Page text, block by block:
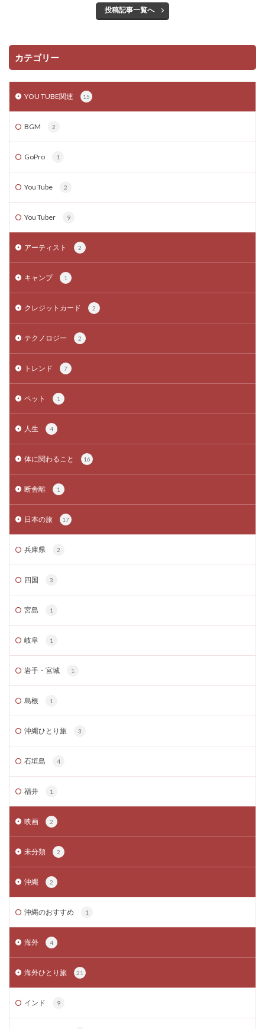
投稿記事一覧へ
カテゴリー
YOU TUBE関連 15
BGM 2
GoPro 1
You Tube 2
You Tuber 9
アーティスト 2
キャンプ 1
クレジットカード 2
テクノロジー 2
トレンド 7
ペット 1
人生 4
体に関わること 16
断舎離 1
日本の旅 17
兵庫県 2
四国 3
宮島 1
岐阜 1
岩手・宮城 1
島根 1
沖縄ひとり旅 3
石垣島 4
福井 1
映画 2
未分類 2
沖縄 2
沖縄のおすすめ 1
海外 4
海外ひとり旅 21
インド 9